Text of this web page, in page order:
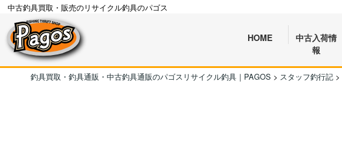
中古釣具買取・販売のリサイクル釣具のパゴス
HOME
中古入荷情
報
釣具買取・釣具通販・中古釣具通販のパゴスリサイクル釣具｜PAGOS > スタッフ釣行記 >